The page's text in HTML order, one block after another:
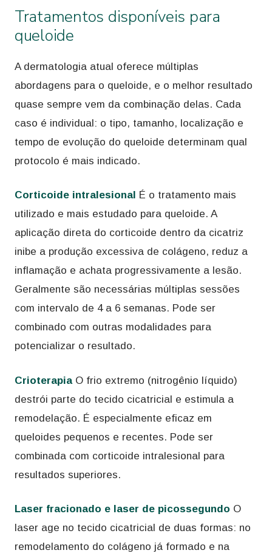
Tratamentos disponíveis para
queloide
A dermatologia atual oferece múltiplas
abordagens para o queloide, e o melhor resultado
quase sempre vem da combinação delas. Cada
caso é individual: o tipo, tamanho, localização e
tempo de evolução do queloide determinam qual
protocolo é mais indicado.
Corticoide intralesional É o tratamento mais
utilizado e mais estudado para queloide. A
aplicação direta do corticoide dentro da cicatriz
inibe a produção excessiva de colágeno, reduz a
inflamação e achata progressivamente a lesão.
Geralmente são necessárias múltiplas sessões
com intervalo de 4 a 6 semanas. Pode ser
combinado com outras modalidades para
potencializar o resultado.
CrioterapiaO frio extremo (nitrogênio líquido)
destrói parte do tecido cicatricial e estimula a
remodelação. É especialmente eficaz em
queloides pequenos e recentes. Pode ser
combinada com corticoide intralesional para
resultados superiores.
Laser fracionado e laser de picossegundo O
laser age no tecido cicatricial de duas formas: no
remodelamento do colágeno já formado e na